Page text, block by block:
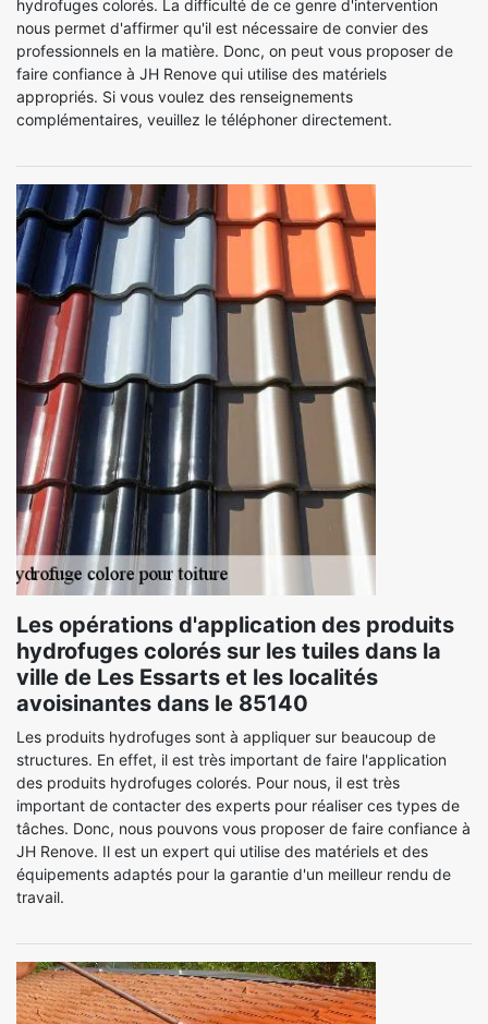
hydrofuges colorés. La difficulté de ce genre d'intervention
nous permet d'affirmer qu'il est nécessaire de convier des
professionnels en la matière. Donc, on peut vous proposer de
faire confiance à JH Renove qui utilise des matériels
appropriés. Si vous voulez des renseignements
complémentaires, veuillez le téléphoner directement.
Les opérations d'application des produits
hydrofuges colorés sur les tuiles dans la
ville de Les Essarts et les localités
avoisinantes dans le 85140
Les produits hydrofuges sont à appliquer sur beaucoup de
structures. En effet, il est très important de faire l'application
des produits hydrofuges colorés. Pour nous, il est très
important de contacter des experts pour réaliser ces types de
tâches. Donc, nous pouvons vous proposer de faire confiance à
JH Renove. Il est un expert qui utilise des matériels et des
équipements adaptés pour la garantie d'un meilleur rendu de
travail.